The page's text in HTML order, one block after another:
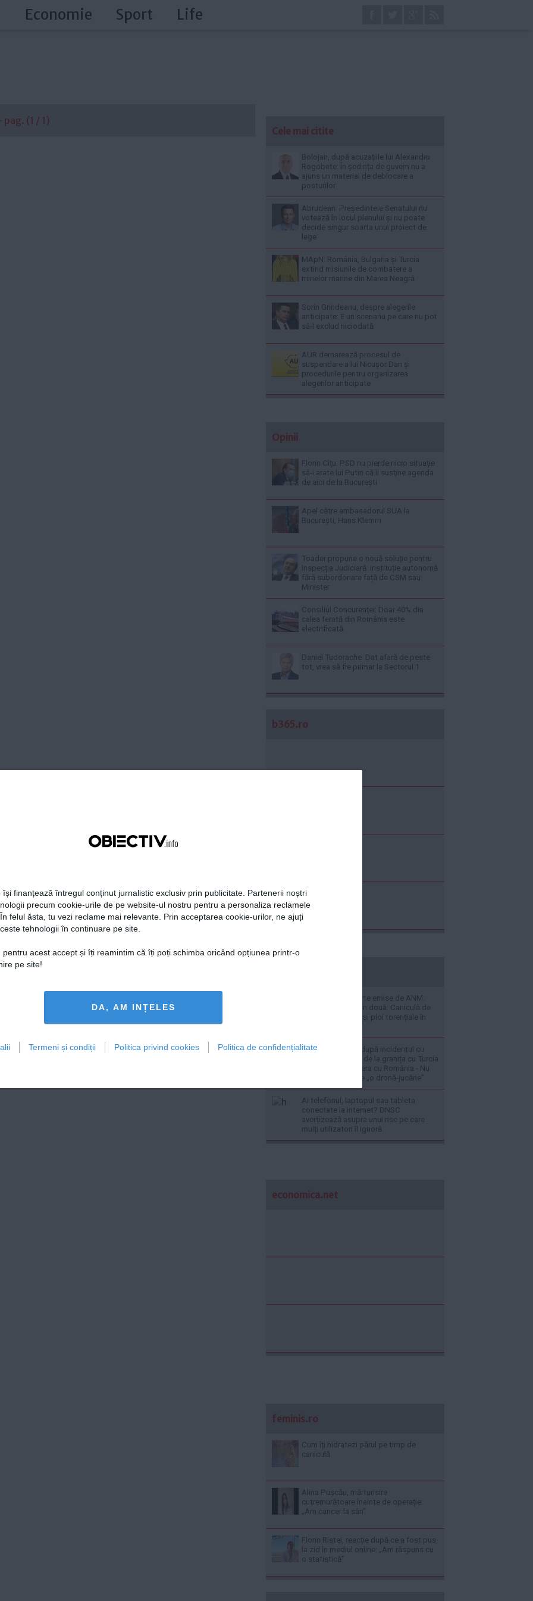
își finanțează întregul conținut jurnalistic exclusiv prin publicitate. Partenerii noștri
precum cookie-urile de pe website-ul nostru pentru a personaliza reclamele
felul ăsta, tu vezi reclame mai relevante. Prin acceptarea cookie-urilor, ne ajuți
tehnologii în continuare pe site.
pentru acest accept și îți reamintim că îți poți schimba oricând opțiunea printr-o
pe site!
DA, AM INȚELES
Termeni și condiții Politica privind cookies Politica de confidențialitate
Economie Sport Life
(1 / 1)
Cele mai citite
Bolojan, după acuzațiile lui Alexandru
Rogobete: În ședința de guvern nu a
ajuns un material de deblocare a
posturilor
Abrudean: Președintele Senatului nu
votează în locul plenului și nu poate
decide singur soarta unui proiect de
lege
MApN: România, Bulgaria și Turcia
extind misiunile de combatere a
minelor marine din Marea Neagră
Sorin Grindeanu, despre alegerile
anticipate: E un scenariu pe care nu pot
să-l exclud niciodată
AUR demarează procesul de
suspendare a lui Nicușor Dan și
procedurile pentru organizarea
alegerilor anticipate
Opinii
Florin Cîţu: PSD nu pierde nicio situaţie
să-i arate lui Putin că îi susţine agenda
de aici de la Bucureşti
Apel către ambasadorul SUA la
București, Hans Klemm
Toader propune o nouă soluție pentru
Inspecția Judiciară: instituție autonomă
fără subordonare față de CSM sau
Minister
Consiliul Concurenţei: Doar 40% din
calea ferată din România este
electrificată
Daniel Tudorache. Dat afară de peste
tot, vrea să fie primar la Sectorul 1
b365.ro
LIVE UPDATE Alerte emise de ANM.
România se rupe în două: Caniculă de
37°C în sud, vijelii și ploi torențiale în
Decizia Bulgariei după incidentul cu
drona: mută forțe de la granița cu Turcia
și întărește frontiera cu România - Nu
este vorba despre „o dronă-jucărie”
Ai telefonul, laptopul sau tableta
conectate la internet? DNSC
avertizează asupra unui risc pe care
mulți utilizatori îl ignoră
economica.net
feminis.ro
Cum îți hidratezi părul pe timp de
caniculă
Alina Pușcău, mărturisire
cutremurătoare înainte de operație:
„Am cancer la sân”
Florin Ristei, reacție după ce a fost pus
la zid în mediul online: „Am răspuns cu
o statistică”